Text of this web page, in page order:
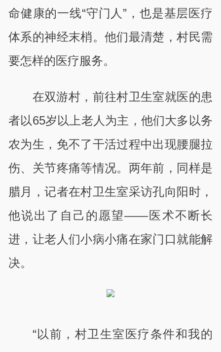
命健康的一线“守门人”，也是基层医疗
体系的神经末梢。他们最清楚，村民需
要怎样的医疗服务。
在双游村，前往村卫生室就医的患
者以65岁以上老人为主，他们大多以务
农为生，免不了干活过程中出现腰腿拉
伤、关节疼痛等情况。两年前，同样是
腊月，记者在村卫生室采访孔向阳时，
他说出了自己的愿望——医术不断长
进，让老人们小病小痛在家门口就能解
决。
“以前，村卫生室医疗条件和我的